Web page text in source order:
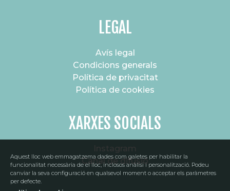
LEGAL
Avís legal
Condicions generals
Política de privacitat
Política de cookies
XARXES SOCIALS
Canal de difusió
Aquest lloc web emmagatzema dades com galetes per habilitar la
funcionalitat necessària de el lloc, inclosos anàlisi i personalització. Podeu
canviar la seva configuració en qualsevol moment o acceptar els paràmetres
per defecte.